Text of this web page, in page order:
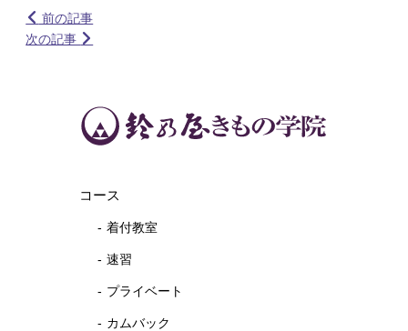
前の記事
次の記事
コース
着付教室
速習
プライベート
カムバック